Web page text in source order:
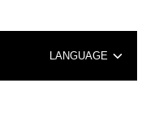
LANGUAGE